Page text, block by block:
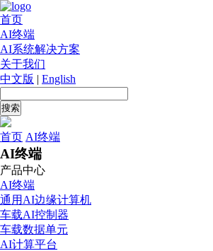
首页
AI终端
AI系统解决方案
关于我们
中文版 | English
首页 AI终端
AI终端
产品中心
AI终端
通用AI边缘计算机
车载AI控制器
车载数据单元
AI计算平台